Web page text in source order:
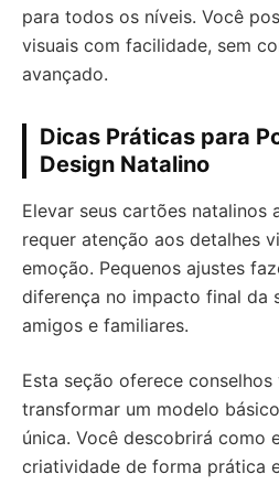
para todos os níveis. Você
visuais com facilidade, sem
avançado.
Dicas Práticas para
Design Natalino
Elevar seus cartões natalinos
requer atenção aos detalhes
emoção. Pequenos ajustes
diferença no impacto final da
amigos e familiares.
Esta seção oferece conselhos
transformar um modelo
única. Você descobrirá como
criatividade de forma prática